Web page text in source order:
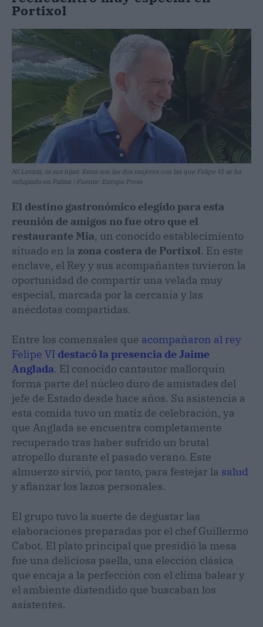
Portixol
Ni Letizia, ni sus hijas: Estas son las dos mujeres con las que Felipe VI se ha
refugiado en Palma | Fuente: Europa Press
El destino gastronómico elegido para esta
reunión de amigos no fue otro que el
restaurante Mia, un conocido establecimiento
situado en la zona costera de Portixol. En este
enclave, el Rey y sus acompañantes tuvieron la
oportunidad de compartir una velada muy
especial, marcada por la cercanía y las
anécdotas compartidas.
Entre los comensales que acompañaron al rey
Felipe VI destacó la presencia de Jaime
Anglada. El conocido cantautor mallorquín
forma parte del núcleo duro de amistades del
jefe de Estado desde hace años. Su asistencia a
esta comida tuvo un matiz de celebración, ya
que Anglada se encuentra completamente
recuperado tras haber sufrido un brutal
atropello durante el pasado verano. Este
almuerzo sirvió, por tanto, para festejar la salud
y afianzar los lazos personales.
El grupo tuvo la suerte de degustar las
elaboraciones preparadas por el chef Guillermo
Cabot. El plato principal que presidió la mesa
fue una deliciosa paella, una elección clásica
que encaja a la perfección con el clima balear y
el ambiente distendido que buscaban los
asistentes.